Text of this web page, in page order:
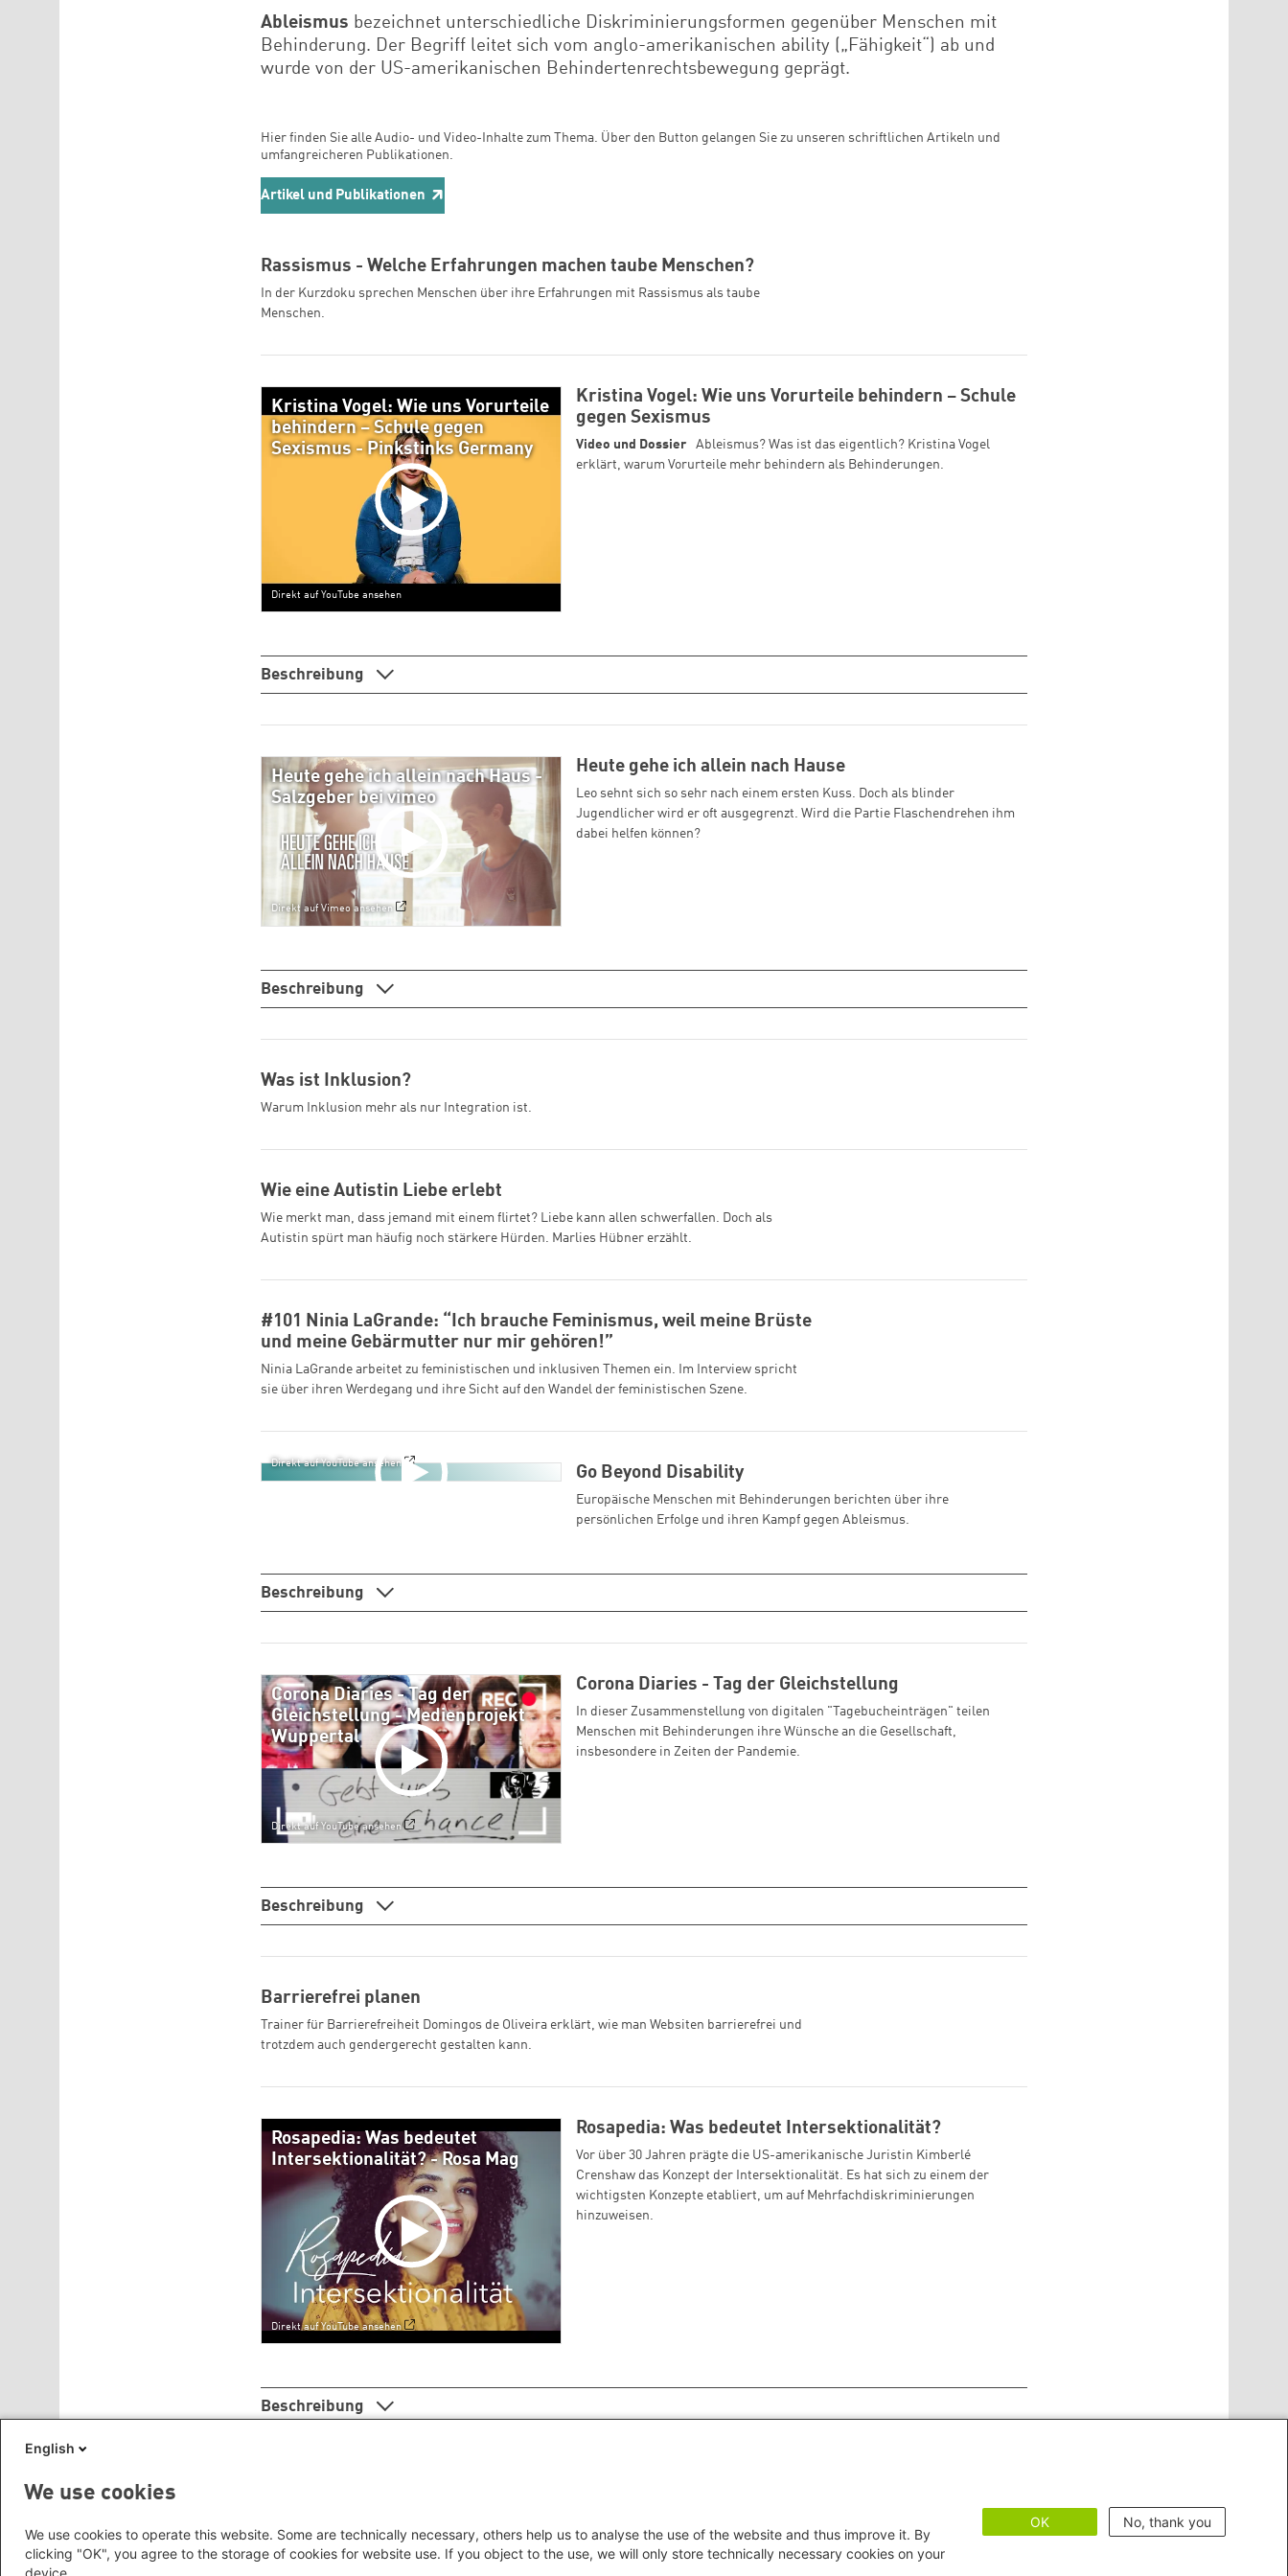
Ableismus bezeichnet unterschiedliche Diskriminierungsformen gegenüber Menschen mit
Behinderung. Der Begriff leitet sich vom anglo-amerikanischen ability („Fähigkeit“) ab und
wurde von der US-amerikanischen Behindertenrechtsbewegung geprägt.
Hier finden Sie alle Audio- und Video-Inhalte zum Thema. Über den Button gelangen Sie zu unseren schriftlichen Artikeln und
umfangreicheren Publikationen.
Artikel und Publikationen
Rassismus - Welche Erfahrungen machen taube Menschen?
In der Kurzdoku sprechen Menschen über ihre Erfahrungen mit Rassismus als taube
Menschen.
Kristina Vogel: Wie uns Vorurteile
behindern – Schule gegen
Sexismus - Pinkstinks Germany
Direkt auf YouTube ansehen
Kristina Vogel: Wie uns Vorurteile behindern – Schule
gegen Sexismus
Video und Dossier
Ableismus? Was ist das eigentlich? Kristina Vogel
erklärt, warum Vorurteile mehr behindern als Behinderungen.
Beschreibung
Heute gehe ich allein nach Haus -
Salzgeber bei vimeo
Direkt auf Vimeo ansehen
Heute gehe ich allein nach Hause
Leo sehnt sich so sehr nach einem ersten Kuss. Doch als blinder
Jugendlicher wird er oft ausgegrenzt. Wird die Partie Flaschendrehen ihm
dabei helfen können?
Beschreibung
Was ist Inklusion?
Warum Inklusion mehr als nur Integration ist.
Wie eine Autistin Liebe erlebt
Wie merkt man, dass jemand mit einem flirtet? Liebe kann allen schwerfallen. Doch als
Autistin spürt man häufig noch stärkere Hürden. Marlies Hübner erzählt.
#101 Ninia LaGrande: “Ich brauche Feminismus, weil meine Brüste
und meine Gebärmutter nur mir gehören!”
Ninia LaGrande arbeitet zu feministischen und inklusiven Themen ein. Im Interview spricht
sie über ihren Werdegang und ihre Sicht auf den Wandel der feministischen Szene.
Direkt auf YouTube ansehen Go Beyond Disability
Europäische Menschen mit Behinderungen berichten über ihre
persönlichen Erfolge und ihren Kampf gegen Ableismus.
Beschreibung
Corona Diaries - Tag der
Gleichstellung - Medienprojekt
Wuppertal
Direkt auf YouTube ansehen
Corona Diaries - Tag der Gleichstellung
In dieser Zusammenstellung von digitalen "Tagebucheinträgen" teilen
Menschen mit Behinderungen ihre Wünsche an die Gesellschaft,
insbesondere in Zeiten der Pandemie.
Beschreibung
Barrierefrei planen
Trainer für Barrierefreiheit Domingos de Oliveira erklärt, wie man Websiten barrierefrei und
trotzdem auch gendergerecht gestalten kann.
Rosapedia: Was bedeutet
Intersektionalität? - Rosa Mag
Direkt auf YouTube ansehen
Rosapedia: Was bedeutet Intersektionalität?
Vor über 30 Jahren prägte die US-amerikanische Juristin Kimberlé
Crenshaw das Konzept der Intersektionalität. Es hat sich zu einem der
wichtigsten Konzepte etabliert, um auf Mehrfachdiskriminierungen
hinzuweisen.
Beschreibung
Aktuelle Seite
1 Page
2 Nächste SeiteLetzte Seite
English
We use cookies
We use cookies to operate this website. Some are technically necessary, others help us to analyse the use of the website and thus improve it. By
clicking "OK", you agree to the storage of cookies for website use. If you object to the use, we will only store technically necessary cookies on your
device.
OK No, thank you